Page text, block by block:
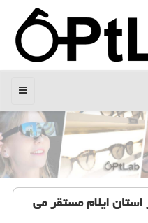
منو
استان ایلام مستقر می